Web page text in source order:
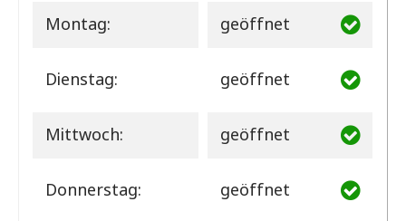
Montag: geöffnet
Dienstag: geöffnet
Mittwoch: geöffnet
Donnerstag: geöffnet